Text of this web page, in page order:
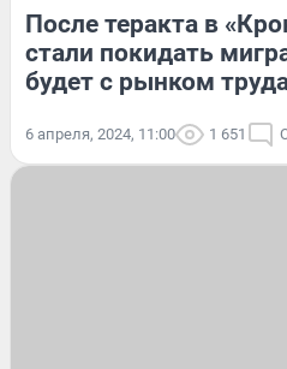
После теракта в
стали покидать
будет с рынком
6 апреля, 2024, 11:00 1 651